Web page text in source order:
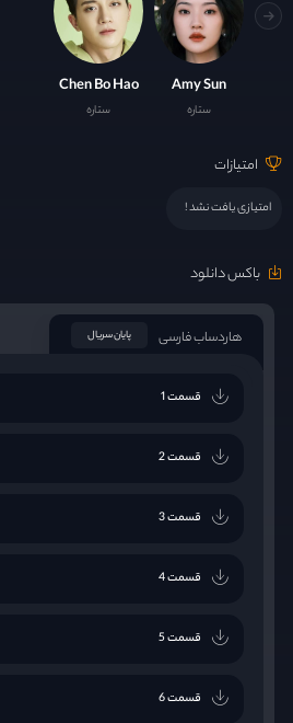
Amy Sun
ستاره
Chen Bo Hao
ستاره
امتیازات
امتیازی یافت نشد !
باکس دانلود
هاردساب فارسی پایان سریال
قسمت 1
قسمت 2
قسمت 3
قسمت 4
قسمت 5
قسمت 6